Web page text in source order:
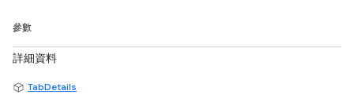
參數
詳細資料
TabDetails